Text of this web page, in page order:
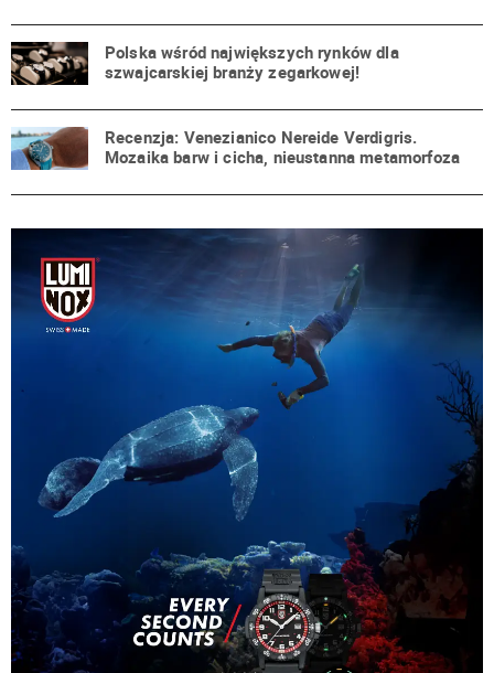
Polska wśród największych rynków dla
szwajcarskiej branży zegarkowej!
Recenzja: Venezianico Nereide Verdigris.
Mozaika barw i cicha, nieustanna metamorfoza